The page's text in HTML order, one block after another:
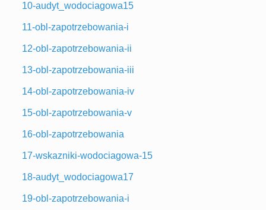
10-audyt_wodociagowa15
11-obl-zapotrzebowania-i
12-obl-zapotrzebowania-ii
13-obl-zapotrzebowania-iii
14-obl-zapotrzebowania-iv
15-obl-zapotrzebowania-v
16-obl-zapotrzebowania
17-wskazniki-wodociagowa-15
18-audyt_wodociagowa17
19-obl-zapotrzebowania-i